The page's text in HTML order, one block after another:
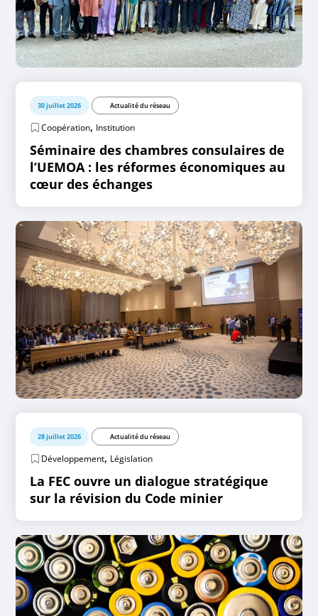
30 juillet 2026 Actualité du réseau
Coopération, Institution
Séminaire des chambres consulaires de
l’UEMOA : les réformes économiques au
cœur des échanges
28 juillet 2026 Actualité du réseau
Développement, Législation
La FEC ouvre un dialogue stratégique
sur la révision du Code minier